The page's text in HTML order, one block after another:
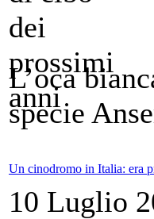
L’oca
specie
Un cinodromo in Italia: era
10 Luglio